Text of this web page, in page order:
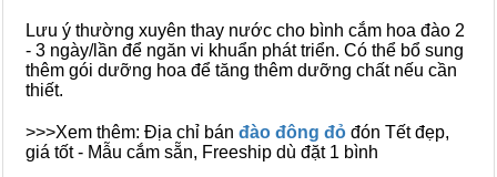
Lưu ý thường xuyên thay nước cho bình cắm hoa đào 2
- 3 ngày/lần để ngăn vi khuẩn phát triển. Có thể bổ sung
thêm gói dưỡng hoa để tăng thêm dưỡng chất nếu cần
thiết.
>>>Xem thêm: Địa chỉ bán đào đông đỏ đón Tết đẹp,
giá tốt - Mẫu cắm sẵn, Freeship dù đặt 1 bình